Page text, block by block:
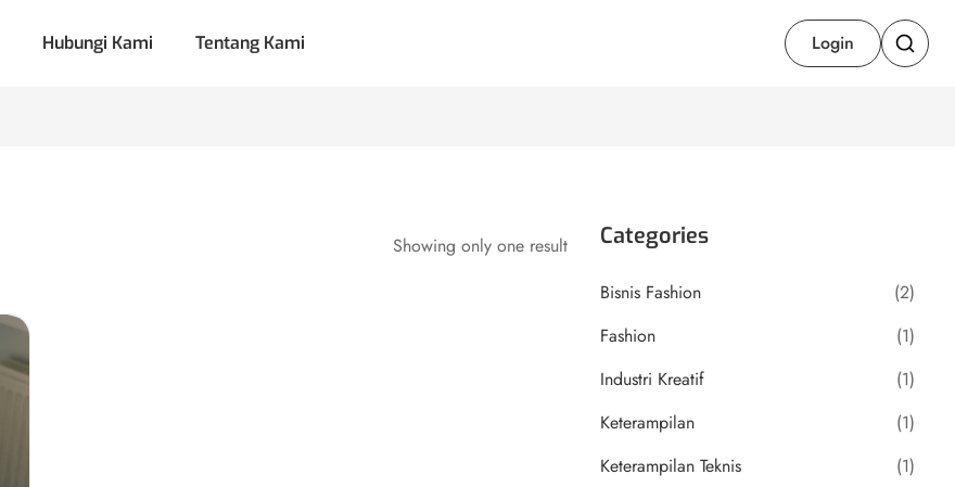
Hubungi Kami Tentang Kami Login
Showing only one result Categories
Bisnis Fashion
(2)
Fashion
(1)
Industri Kreatif
(1)
Keterampilan
(1)
Keterampilan Teknis
(1)